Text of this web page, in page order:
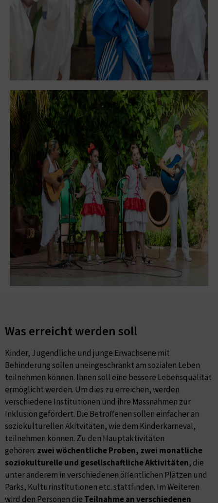
Was erreicht werden soll
Kinder, Jugendliche und junge Erwachsene mit
Behinderung sollen uneingeschränkt am sozialen Leben
teilnehmen können. Ihnen soll eine bessere Lebensqualität
ermöglicht werden. Um dies zu erreichen, werden
verschiedene Institutionen und ihre Massnahmen zur
Inklusion gefördert. Die Betroffenen sollen einfacher an
soziokulturellen Akitvitäten, wie dem Kinderkarneval,
teilnehmen können. Zu den Hauptaktivitäten
gehören: zwei wöchentliche Proben, zwei monatliche
soziokulturelle und gesellschaftliche Aktivitäten, die
unter anderem in verschiedenen öffentlichen Plätzen und
Parks, Kulturinstitutionen etc. stattfinden. Im Weiteren
wird den Personen die Teilnahme an verschiedenen